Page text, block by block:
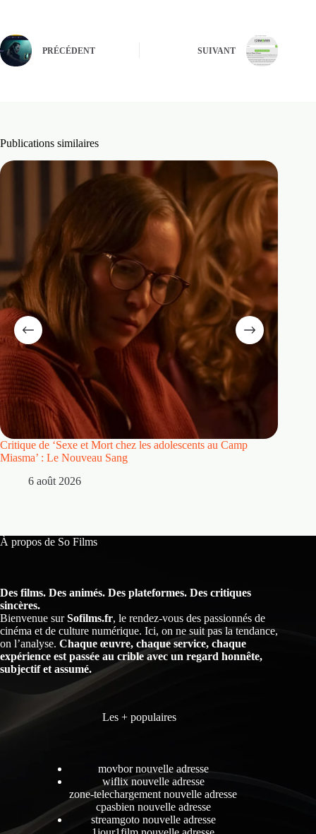
PRÉCÉDENT SUIVANT
Publications similaires
Critique de ‘Sexe et Mort chez les adolescents au Camp
Miasma’ : Le Nouveau Sang
6 août 2026
À propos de So Films
Des films. Des animés. Des plateformes. Des critiques
sincères.
Bienvenue surSofilms.fr, le rendez-vous des passionnés de
cinéma et de culture numérique. Ici, on ne suit pas la tendance,
on l’analyse. Chaque œuvre, chaque service, chaque
expérience est passée au crible avec un regard honnête,
subjectif et assumé.
Les + populaires
movbor nouvelle adresse
wiflix nouvelle adresse
zone-telechargement nouvelle adresse
cpasbien nouvelle adresse
streamgoto nouvelle adresse